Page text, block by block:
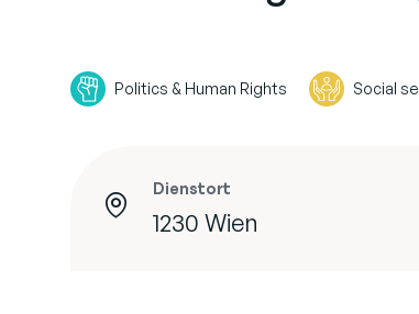
Politics & Human Rights Social
Dienstort
1230 Wien